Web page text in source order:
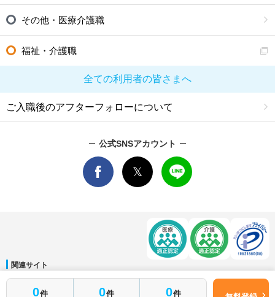
0件 0件 0件
その他・医療介護職
福祉・介護職
全ての利用者の皆さまへ
ご入職後のアフターフォローについて
公式SNSアカウント
関連サイト
マイナビDOCTOR│マイナビ看護師│マイナビ薬剤師│マイナビ保育士
運営会社